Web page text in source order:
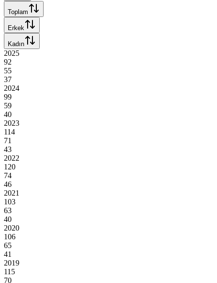
Toplam
Erkek
Kadın
2025
92
55
37
2024
99
59
40
2023
114
71
43
2022
120
74
46
2021
103
63
40
2020
106
65
41
2019
115
70